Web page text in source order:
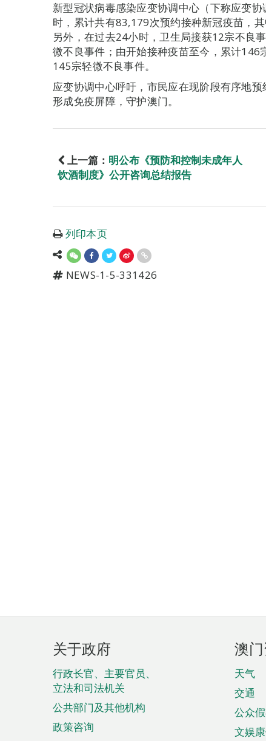
新型冠状病毒感染应变协调中心（下称应变
时，累计共有83,179次预约接种新冠疫苗，
另外，在过去24小时，卫生局接获12宗不良
微不良事件；由开始接种疫苗至今，累计146
145宗轻微不良事件。
应变协调中心呼吁，市民应在现阶段有序地
形成免疫屏障，守护澳门。
上一篇： 明公布《预防和控制未成年人
饮酒制度》公开咨询总结报告
列印本页
NEWS-1-5-331426
页
脚
菜
单
关于政府
行政长官、主要官员、
立法和司法机关
公共部门及其他机构
政策咨询
澳
天气
交通
公众
文娱